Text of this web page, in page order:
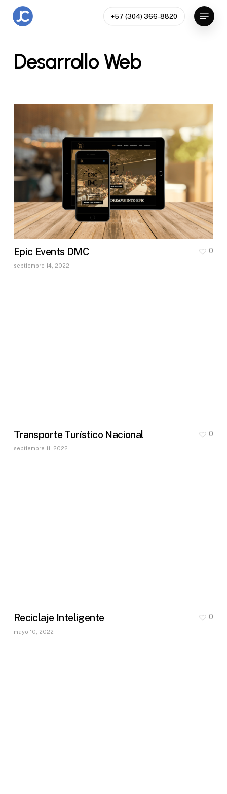
Skip
+57 (304) 366-8820
Menu
Desarrollo Web
Epic Events DMC
septiembre 14, 2022
0
Transporte Turístico Nacional
septiembre 11, 2022
0
Reciclaje Inteligente
mayo 10, 2022
0